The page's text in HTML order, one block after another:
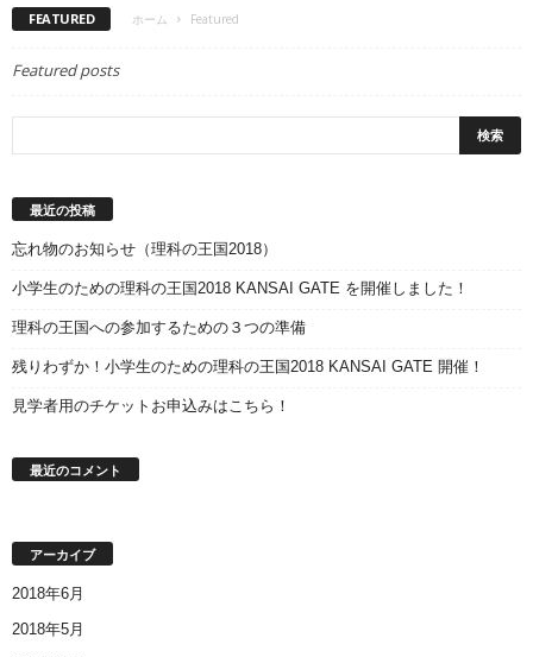
FEATURED ホーム Featured
Featured posts
最近の投稿
忘れ物のお知らせ（理科の王国2018）
小学生のための理科の王国2018 KANSAI GATE を開催しました！
理科の王国への参加するための３つの準備
残りわずか！小学生のための理科の王国2018 KANSAI GATE 開催！
見学者用のチケットお申込みはこちら！
最近のコメント
アーカイブ
2018年6月
2018年5月